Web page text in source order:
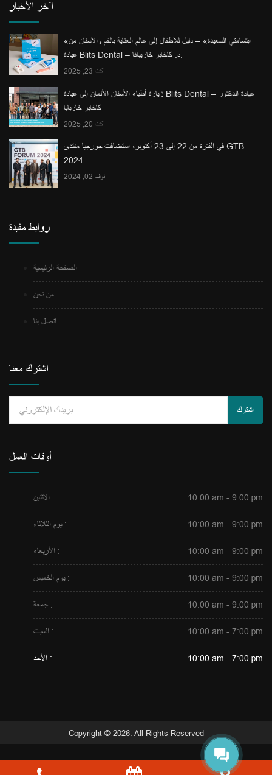
آخر الأخبار
«ابتسامتي السعيدة» – دليل للأطفال إلى عالم العناية بالفم والأسنان من
عيادة Blits Dental – د. كاخابر خاريبافا.
أكت 23, 2025
زيارة أطباء الأسنان الألمان إلى عيادة Blits Dental – عيادة الدكتور
كاخابر خاربابا
أكت 20, 2025
في الفترة من 22 إلى 23 أكتوبر، استضافت جورجيا منتدى GTB
2024
نوف 02, 2024
روابط مفيدة
الصفحة الرئيسية
من نحن
اتصل بنا
اشترك معنا
اشترك
أوقات العمل
الاثنين : 10:00 am - 9:00 pm
يوم الثلاثاء : 10:00 am - 9:00 pm
الأربعاء : 10:00 am - 9:00 pm
يوم الخميس : 10:00 am - 9:00 pm
جمعة : 10:00 am - 9:00 pm
السبت : 10:00 am - 7:00 pm
الأحد : 10:00 am - 7:00 pm
Copyright © 2026. All Rights Reserved